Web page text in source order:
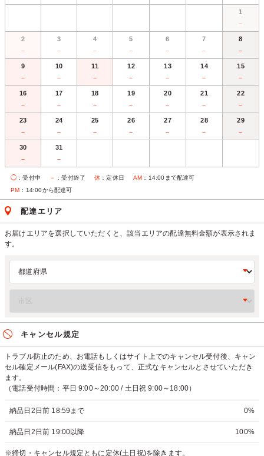
1
－
2
－
3
－
4
－
5
－
6
－
7
－
8
－
9
－
10
－
11
－
12
－
13
－
14
－
15
－
16
－
17
－
18
－
19
－
20
－
21
－
22
－
23
－
24
－
25
－
26
－
27
－
28
－
29
－
30
－
31
－
◯ ：受付中 － ：受付終了 休 ：定休日 AM ：14:00まで配達可
PM ：14:00から配達可
配達エリア
お届けエリアを選択していただくと、該当エリアの配達無料金額が表示されま
す。
キャンセル規定
トラブル防止のため、お電話もしくはサイト上でのキャンセル受付後、キャン
セル確定メール(FAX)の送受信をもって、正式なキャンセルとさせていただき
ます。
（電話受付時間：平日 9:00～20:00 / 土日祝 9:00～18:00）
納品日2日前 18:59まで 0%
納品日2日前 19:00以降 100%
※締切・キャンセル規定ともに定休(土日祝)を除きます。